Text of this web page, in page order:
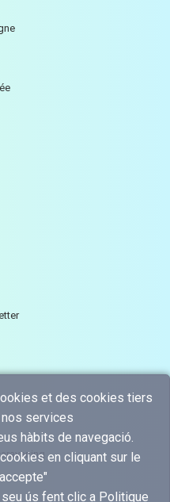
et des cookies tiers
services
hàbits de navegació.
en cliquant sur le
ús fent clic a Politique